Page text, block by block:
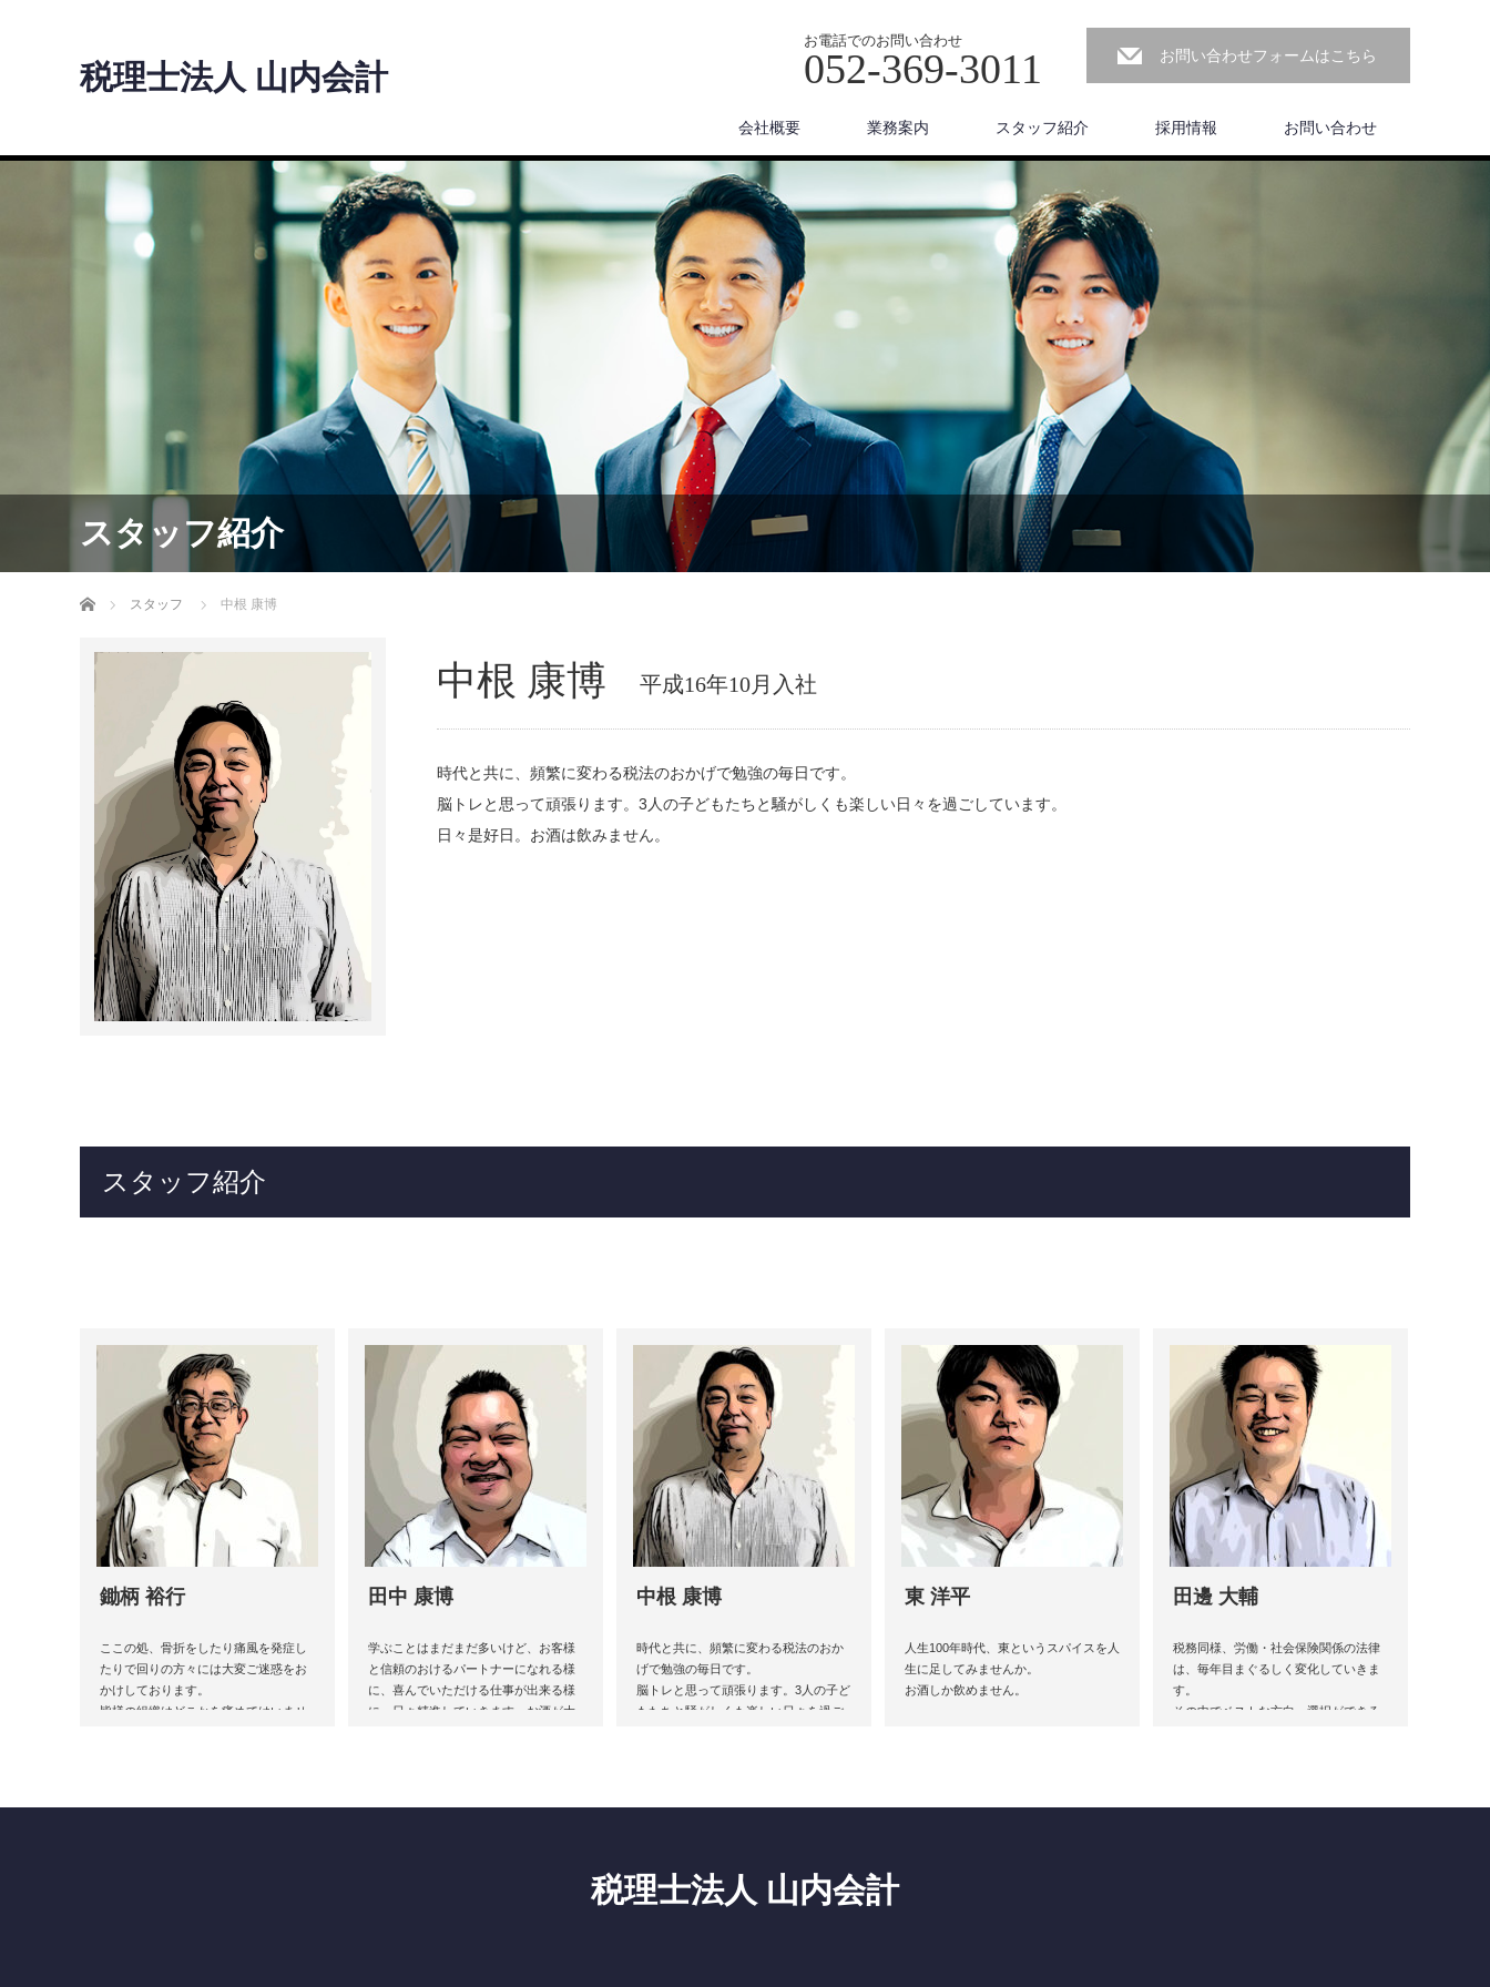
税理士法人 山内会計
お電話でのお問い合わせ
052-369-3011 お問い合わせフォームはこちら
会社概要 業務案内 スタッフ紹介 採用情報 お問い合わせ
スタッフ紹介
ホーム スタッフ 中根 康博
中根 康博 平成16年10月入社
時代と共に、頻繁に変わる税法のおかげで勉強の毎日です。
脳トレと思って頑張ります。3人の子どもたちと騒がしくも楽しい日々を過ごしています。
日々是好日。お酒は飲みません。
スタッフ紹介
鋤柄 裕行
ここの処、骨折をしたり痛風を発症し
たりで回りの方々には大変ご迷惑をお
かけしております。
皆様の組織はどこかを痛めてはいませ
田中 康博
学ぶことはまだまだ多いけど、お客様
と信頼のおけるパートナーになれる様
に、喜んでいただける仕事が出来る様
に、日々精進していきます。お酒が大
中根 康博
時代と共に、頻繁に変わる税法のおか
げで勉強の毎日です。
脳トレと思って頑張ります。3人の子ど
もたちと騒がしくも楽しい日々を過ご
東 洋平
人生100年時代、東というスパイスを人
生に足してみませんか。
お酒しか飲めません。
田邊 大輔
税務同様、労働・社会保険関係の法律
は、毎年目まぐるしく変化していきま
す。
その中でベストな方向・選択ができる
税理士法人 山内会計